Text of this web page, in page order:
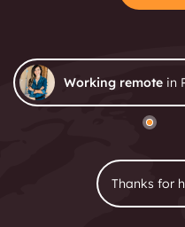
Working remote in
Thanks for